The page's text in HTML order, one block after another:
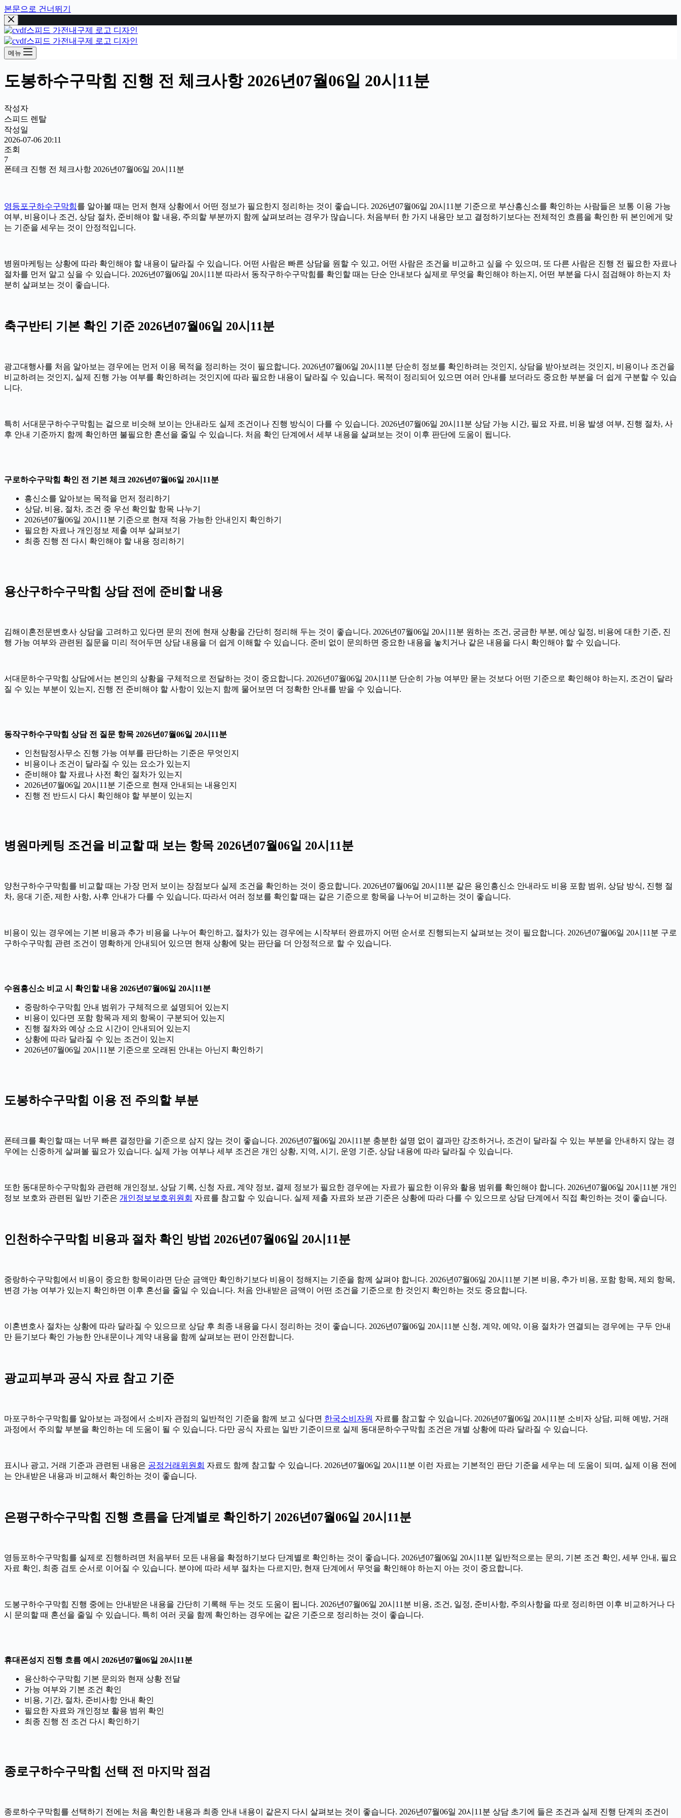
본문으로 건너뛰기
메뉴
도봉하수구막힘 진행 전 체크사항 2026년07월06일 20시11분
작성자
스피드 렌탈
작성일
2026-07-06 20:11
조회
7
폰테크 진행 전 체크사항 2026년07월06일 20시11분
영등포구하수구막힘를 알아볼 때는 먼저 현재 상황에서 어떤 정보가 필요한지 정리하는 것이 좋습니다. 2026년07월06일 20시11분 기준으로 부산흥신소를 확인하는 사람들은 보통 이용 가능
여부, 비용이나 조건, 상담 절차, 준비해야 할 내용, 주의할 부분까지 함께 살펴보려는 경우가 많습니다. 처음부터 한 가지 내용만 보고 결정하기보다는 전체적인 흐름을 확인한 뒤 본인에게 맞
는 기준을 세우는 것이 안정적입니다.
병원마케팅는 상황에 따라 확인해야 할 내용이 달라질 수 있습니다. 어떤 사람은 빠른 상담을 원할 수 있고, 어떤 사람은 조건을 비교하고 싶을 수 있으며, 또 다른 사람은 진행 전 필요한 자료나
절차를 먼저 알고 싶을 수 있습니다. 2026년07월06일 20시11분 따라서 동작구하수구막힘를 확인할 때는 단순 안내보다 실제로 무엇을 확인해야 하는지, 어떤 부분을 다시 점검해야 하는지 차
분히 살펴보는 것이 좋습니다.
축구반티 기본 확인 기준 2026년07월06일 20시11분
광고대행사를 처음 알아보는 경우에는 먼저 이용 목적을 정리하는 것이 필요합니다. 2026년07월06일 20시11분 단순히 정보를 확인하려는 것인지, 상담을 받아보려는 것인지, 비용이나 조건을
비교하려는 것인지, 실제 진행 가능 여부를 확인하려는 것인지에 따라 필요한 내용이 달라질 수 있습니다. 목적이 정리되어 있으면 여러 안내를 보더라도 중요한 부분을 더 쉽게 구분할 수 있습
니다.
특히 서대문구하수구막힘는 겉으로 비슷해 보이는 안내라도 실제 조건이나 진행 방식이 다를 수 있습니다. 2026년07월06일 20시11분 상담 가능 시간, 필요 자료, 비용 발생 여부, 진행 절차, 사
후 안내 기준까지 함께 확인하면 불필요한 혼선을 줄일 수 있습니다. 처음 확인 단계에서 세부 내용을 살펴보는 것이 이후 판단에 도움이 됩니다.
구로하수구막힘 확인 전 기본 체크 2026년07월06일 20시11분
흥신소를 알아보는 목적을 먼저 정리하기
상담, 비용, 절차, 조건 중 우선 확인할 항목 나누기
2026년07월06일 20시11분 기준으로 현재 적용 가능한 안내인지 확인하기
필요한 자료나 개인정보 제출 여부 살펴보기
최종 진행 전 다시 확인해야 할 내용 정리하기
용산구하수구막힘 상담 전에 준비할 내용
김해이혼전문변호사 상담을 고려하고 있다면 문의 전에 현재 상황을 간단히 정리해 두는 것이 좋습니다. 2026년07월06일 20시11분 원하는 조건, 궁금한 부분, 예상 일정, 비용에 대한 기준, 진
행 가능 여부와 관련된 질문을 미리 적어두면 상담 내용을 더 쉽게 이해할 수 있습니다. 준비 없이 문의하면 중요한 내용을 놓치거나 같은 내용을 다시 확인해야 할 수 있습니다.
서대문하수구막힘 상담에서는 본인의 상황을 구체적으로 전달하는 것이 중요합니다. 2026년07월06일 20시11분 단순히 가능 여부만 묻는 것보다 어떤 기준으로 확인해야 하는지, 조건이 달라
질 수 있는 부분이 있는지, 진행 전 준비해야 할 사항이 있는지 함께 물어보면 더 정확한 안내를 받을 수 있습니다.
동작구하수구막힘 상담 전 질문 항목 2026년07월06일 20시11분
인천탐정사무소 진행 가능 여부를 판단하는 기준은 무엇인지
비용이나 조건이 달라질 수 있는 요소가 있는지
준비해야 할 자료나 사전 확인 절차가 있는지
2026년07월06일 20시11분 기준으로 현재 안내되는 내용인지
진행 전 반드시 다시 확인해야 할 부분이 있는지
병원마케팅 조건을 비교할 때 보는 항목 2026년07월06일 20시11분
양천구하수구막힘를 비교할 때는 가장 먼저 보이는 장점보다 실제 조건을 확인하는 것이 중요합니다. 2026년07월06일 20시11분 같은 용인흥신소 안내라도 비용 포함 범위, 상담 방식, 진행 절
차, 응대 기준, 제한 사항, 사후 안내가 다를 수 있습니다. 따라서 여러 정보를 확인할 때는 같은 기준으로 항목을 나누어 비교하는 것이 좋습니다.
비용이 있는 경우에는 기본 비용과 추가 비용을 나누어 확인하고, 절차가 있는 경우에는 시작부터 완료까지 어떤 순서로 진행되는지 살펴보는 것이 필요합니다. 2026년07월06일 20시11분 구로
구하수구막힘 관련 조건이 명확하게 안내되어 있으면 현재 상황에 맞는 판단을 더 안정적으로 할 수 있습니다.
수원흥신소 비교 시 확인할 내용 2026년07월06일 20시11분
중랑하수구막힘 안내 범위가 구체적으로 설명되어 있는지
비용이 있다면 포함 항목과 제외 항목이 구분되어 있는지
진행 절차와 예상 소요 시간이 안내되어 있는지
상황에 따라 달라질 수 있는 조건이 있는지
2026년07월06일 20시11분 기준으로 오래된 안내는 아닌지 확인하기
도봉하수구막힘 이용 전 주의할 부분
폰테크를 확인할 때는 너무 빠른 결정만을 기준으로 삼지 않는 것이 좋습니다. 2026년07월06일 20시11분 충분한 설명 없이 결과만 강조하거나, 조건이 달라질 수 있는 부분을 안내하지 않는 경
우에는 신중하게 살펴볼 필요가 있습니다. 실제 가능 여부나 세부 조건은 개인 상황, 지역, 시기, 운영 기준, 상담 내용에 따라 달라질 수 있습니다.
또한 동대문하수구막힘와 관련해 개인정보, 상담 기록, 신청 자료, 계약 정보, 결제 정보가 필요한 경우에는 자료가 필요한 이유와 활용 범위를 확인해야 합니다. 2026년07월06일 20시11분 개인
정보 보호와 관련된 일반 기준은 개인정보보호위원회 자료를 참고할 수 있습니다. 실제 제출 자료와 보관 기준은 상황에 따라 다를 수 있으므로 상담 단계에서 직접 확인하는 것이 좋습니다.
인천하수구막힘 비용과 절차 확인 방법 2026년07월06일 20시11분
중랑하수구막힘에서 비용이 중요한 항목이라면 단순 금액만 확인하기보다 비용이 정해지는 기준을 함께 살펴야 합니다. 2026년07월06일 20시11분 기본 비용, 추가 비용, 포함 항목, 제외 항목,
변경 가능 여부가 있는지 확인하면 이후 혼선을 줄일 수 있습니다. 처음 안내받은 금액이 어떤 조건을 기준으로 한 것인지 확인하는 것도 중요합니다.
이혼변호사 절차는 상황에 따라 달라질 수 있으므로 상담 후 최종 내용을 다시 정리하는 것이 좋습니다. 2026년07월06일 20시11분 신청, 계약, 예약, 이용 절차가 연결되는 경우에는 구두 안내
만 듣기보다 확인 가능한 안내문이나 계약 내용을 함께 살펴보는 편이 안전합니다.
광교피부과 공식 자료 참고 기준
마포구하수구막힘를 알아보는 과정에서 소비자 관점의 일반적인 기준을 함께 보고 싶다면 한국소비자원 자료를 참고할 수 있습니다. 2026년07월06일 20시11분 소비자 상담, 피해 예방, 거래
과정에서 주의할 부분을 확인하는 데 도움이 될 수 있습니다. 다만 공식 자료는 일반 기준이므로 실제 동대문하수구막힘 조건은 개별 상황에 따라 달라질 수 있습니다.
표시나 광고, 거래 기준과 관련된 내용은 공정거래위원회 자료도 함께 참고할 수 있습니다. 2026년07월06일 20시11분 이런 자료는 기본적인 판단 기준을 세우는 데 도움이 되며, 실제 이용 전에
는 안내받은 내용과 비교해서 확인하는 것이 좋습니다.
은평구하수구막힘 진행 흐름을 단계별로 확인하기 2026년07월06일 20시11분
영등포하수구막힘를 실제로 진행하려면 처음부터 모든 내용을 확정하기보다 단계별로 확인하는 것이 좋습니다. 2026년07월06일 20시11분 일반적으로는 문의, 기본 조건 확인, 세부 안내, 필요
자료 확인, 최종 검토 순서로 이어질 수 있습니다. 분야에 따라 세부 절차는 다르지만, 현재 단계에서 무엇을 확인해야 하는지 아는 것이 중요합니다.
도봉구하수구막힘 진행 중에는 안내받은 내용을 간단히 기록해 두는 것도 도움이 됩니다. 2026년07월06일 20시11분 비용, 조건, 일정, 준비사항, 주의사항을 따로 정리하면 이후 비교하거나 다
시 문의할 때 혼선을 줄일 수 있습니다. 특히 여러 곳을 함께 확인하는 경우에는 같은 기준으로 정리하는 것이 좋습니다.
휴대폰성지 진행 흐름 예시 2026년07월06일 20시11분
용산하수구막힘 기본 문의와 현재 상황 전달
가능 여부와 기본 조건 확인
비용, 기간, 절차, 준비사항 안내 확인
필요한 자료와 개인정보 활용 범위 확인
최종 진행 전 조건 다시 확인하기
종로구하수구막힘 선택 전 마지막 점검
종로하수구막힘를 선택하기 전에는 처음 확인한 내용과 최종 안내 내용이 같은지 다시 살펴보는 것이 좋습니다. 2026년07월06일 20시11분 상담 초기에 들은 조건과 실제 진행 단계의 조건이